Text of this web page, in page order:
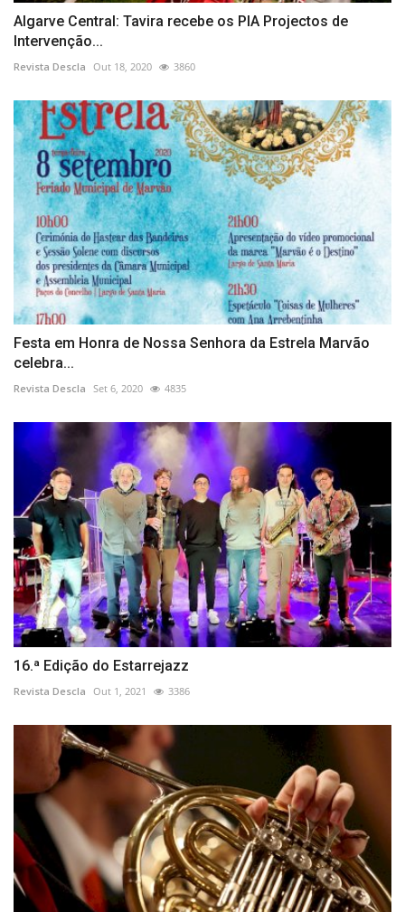
Algarve Central: Tavira recebe os PIA Projectos de
Intervenção...
Revista Descla Out 18, 2020 3860
Festa em Honra de Nossa Senhora da Estrela Marvão
celebra...
Revista Descla Set 6, 2020 4835
16.ª Edição do Estarrejazz
Revista Descla Out 1, 2021 3386